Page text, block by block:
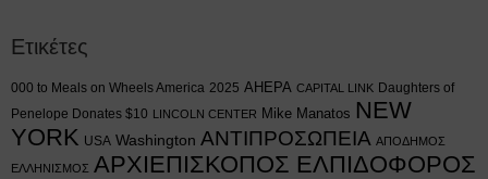
Ετικέτες
000 to Meals on Wheels America 2025 AHEPA CAPITAL LINK Daughters of
Penelope Donates $10 LINCOLN CENTER Mike Manatos NEW
YORK USA Washington ΑΝΤΙΠΡΟΣΩΠΕΙΑ ΑΠΟΔΗΜΟΣ
ΕΛΛΗΝΙΣΜΟΣ ΑΡΧΙΕΠΙΣΚΟΠΟΣ ΕΛΠΙΔΟΦΟΡΟΣ